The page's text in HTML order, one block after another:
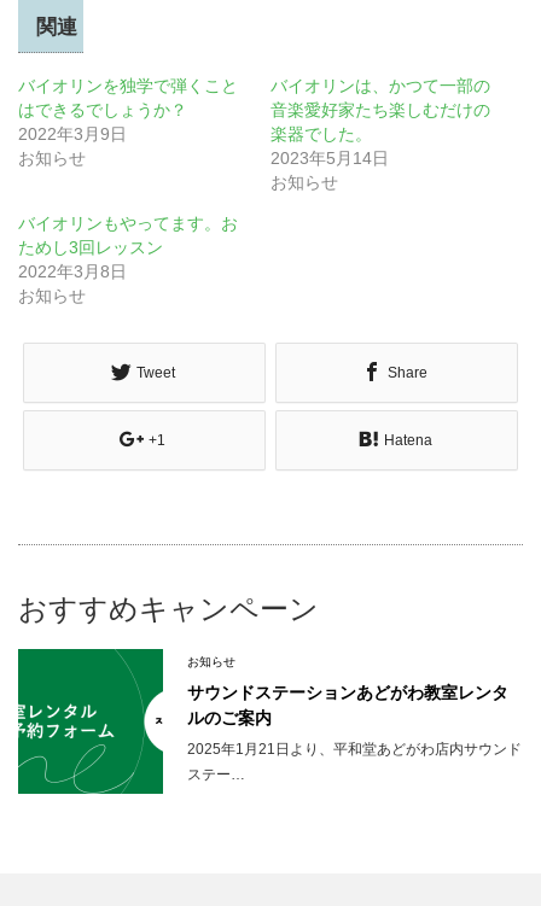
関連
バイオリンを独学で弾くこと
はできるでしょうか？
2022年3月9日
お知らせ
バイオリンは、かつて一部の
音楽愛好家たち楽しむだけの
楽器でした。
2023年5月14日
お知らせ
バイオリンもやってます。お
ためし3回レッスン
2022年3月8日
お知らせ
Tweet Share
+1 Hatena
おすすめキャンペーン
お知らせ
サウンドステーションあどがわ教室レンタ
ルのご案内
2025年1月21日より、平和堂あどがわ店内サウンド
ステー…